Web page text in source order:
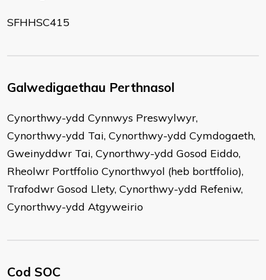
SFHHSC415
Galwedigaethau Perthnasol
Cynorthwy-ydd Cynnwys Preswylwyr,
Cynorthwy-ydd Tai, Cynorthwy-ydd Cymdogaeth,
Gweinyddwr Tai, Cynorthwy-ydd Gosod Eiddo,
Rheolwr Portffolio Cynorthwyol (heb bortffolio),
Trafodwr Gosod Llety, Cynorthwy-ydd Refeniw,
Cynorthwy-ydd Atgyweirio
Cod SOC